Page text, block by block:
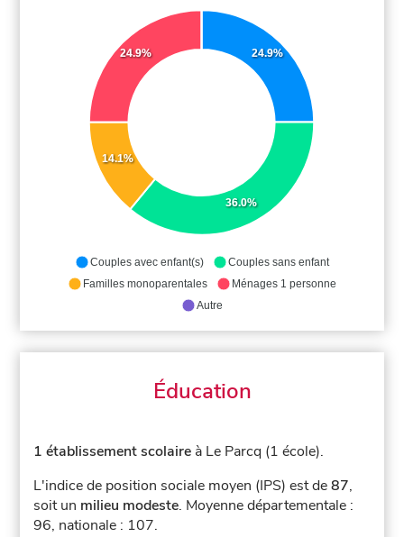
24.9%
36.0%
14.1%
24.9%
Couples avec enfant(s)
Couples sans enfant
Familles monoparentales
Ménages 1 personne
Autre
Éducation
1 établissement scolaire à Le Parcq (1 école).
L'indice de position sociale moyen (IPS) est de87,
soit un milieu modeste. Moyenne départementale :
96, nationale : 107.